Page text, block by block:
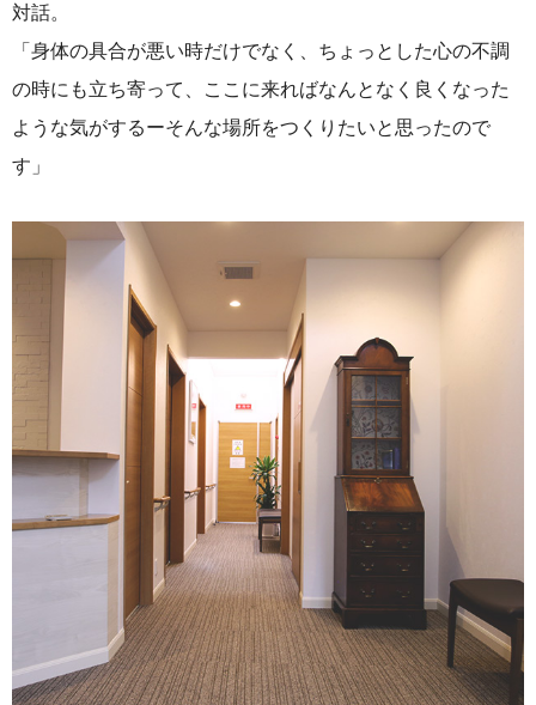
対話。
「身体の具合が悪い時だけでなく、ちょっとした心の不調
の時にも立ち寄って、ここに来ればなんとなく良くなった
ような気がするーそんな場所をつくりたいと思ったので
す」